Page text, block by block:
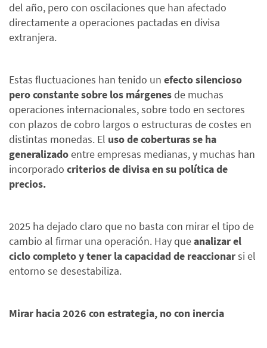
del año, pero con oscilaciones que han afectado
directamente a operaciones pactadas en divisa
extranjera.
Estas fluctuaciones han tenido un efecto silencioso
pero constante sobre los márgenesde muchas
operaciones internacionales, sobre todo en sectores
con plazos de cobro largos o estructuras de costes en
distintas monedas. El uso de coberturas se ha
generalizadoentre empresas medianas, y muchas han
incorporado criterios de divisa en su política de
precios.
2025 ha dejado claro que no basta con mirar el tipo de
cambio al firmar una operación. Hay queanalizar el
ciclo completo y tener la capacidad de reaccionarsi el
entorno se desestabiliza.
Mirar hacia 2026 con estrategia, no con inercia